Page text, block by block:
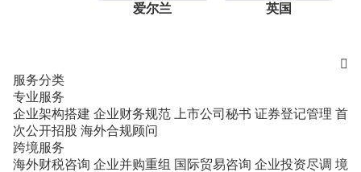
爱尔兰 英国

服务分类
专业服务
企业架构搭建 企业财务规范 上市公司秘书 证券登记管理 首
次公开招股 海外合规顾问
跨境服务
海外财税咨询 企业并购重组 国际贸易咨询 企业投资尽调 境